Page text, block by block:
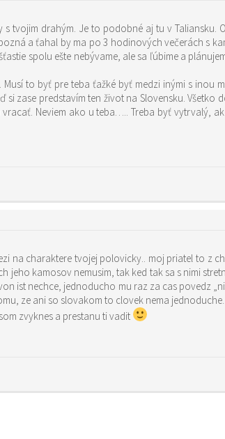
tvojim drahým. Je to podobné aj tu v
a ťahal by ma po 3 hodinových večerách s
spolu ešte nebývame, ale sa ľúbime a
to byť pre teba ťažké byť medzi inými s inou
zase predstavím ten život na Slovensku.
Neviem ako u teba….. Treba byť vytrvalý,
na charaktere tvojej polovicky.. moj priatel to z
jeho kamosov nemusim, tak ked tak sa s nimi
ist nechce, jednoducho mu raz za cas povedz
ze ani so slovakom to clovek nema
zvyknes a prestanu ti vadit